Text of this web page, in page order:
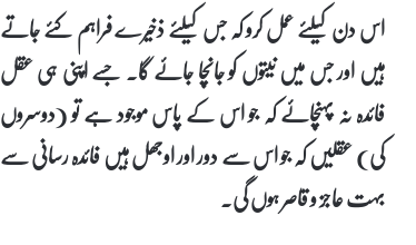
اس دن کیلئے عمل کرو کہ جس کیلئے ذخیرے فراہم کئے جاتے
ہیں اور جس میں نیتوں کو جانچا جائے گا۔ جسے اپنی ہی عقل
فائدہ نہ پہنچائے کہ جو اس کے پاس موجود ہے تو (دوسروں
کی) عقلیں کہ جو اس سے دور اور اوجھل ہیں فائدہ رسانی سے
بہت عاجز و قاصر ہوں گی۔